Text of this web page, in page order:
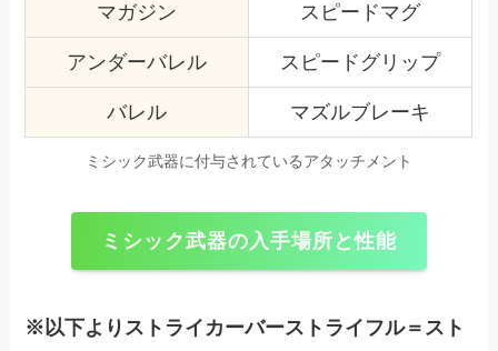
マガジン スピードマグ
アンダーバレル スピードグリップ
バレル マズルブレーキ
ミシック武器に付与されているアタッチメント
ミシック武器の入手場所と性能
※以下よりストライカーバーストライフル＝スト